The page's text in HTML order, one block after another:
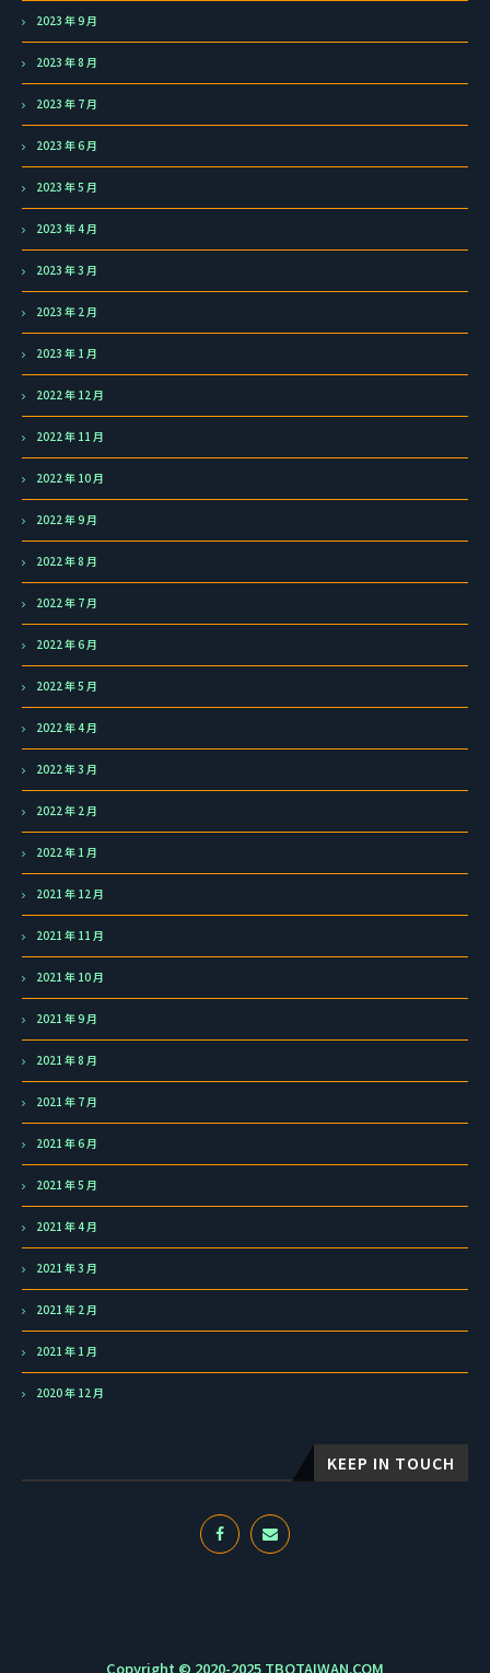
2023 年 9 月
2023 年 8 月
2023 年 7 月
2023 年 6 月
2023 年 5 月
2023 年 4 月
2023 年 3 月
2023 年 2 月
2023 年 1 月
2022 年 12 月
2022 年 11 月
2022 年 10 月
2022 年 9 月
2022 年 8 月
2022 年 7 月
2022 年 6 月
2022 年 5 月
2022 年 4 月
2022 年 3 月
2022 年 2 月
2022 年 1 月
2021 年 12 月
2021 年 11 月
2021 年 10 月
2021 年 9 月
2021 年 8 月
2021 年 7 月
2021 年 6 月
2021 年 5 月
2021 年 4 月
2021 年 3 月
2021 年 2 月
2021 年 1 月
2020 年 12 月
KEEP IN TOUCH
Copyright © 2020-2025 TBOTAIWAN.COM